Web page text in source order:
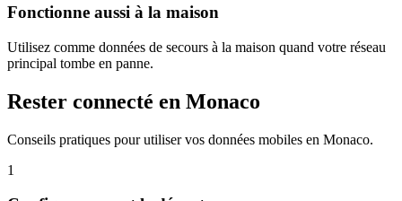
Fonctionne aussi à la maison
Utilisez comme données de secours à la maison quand votre réseau
principal tombe en panne.
Rester connecté en Monaco
Conseils pratiques pour utiliser vos données mobiles en Monaco.
1